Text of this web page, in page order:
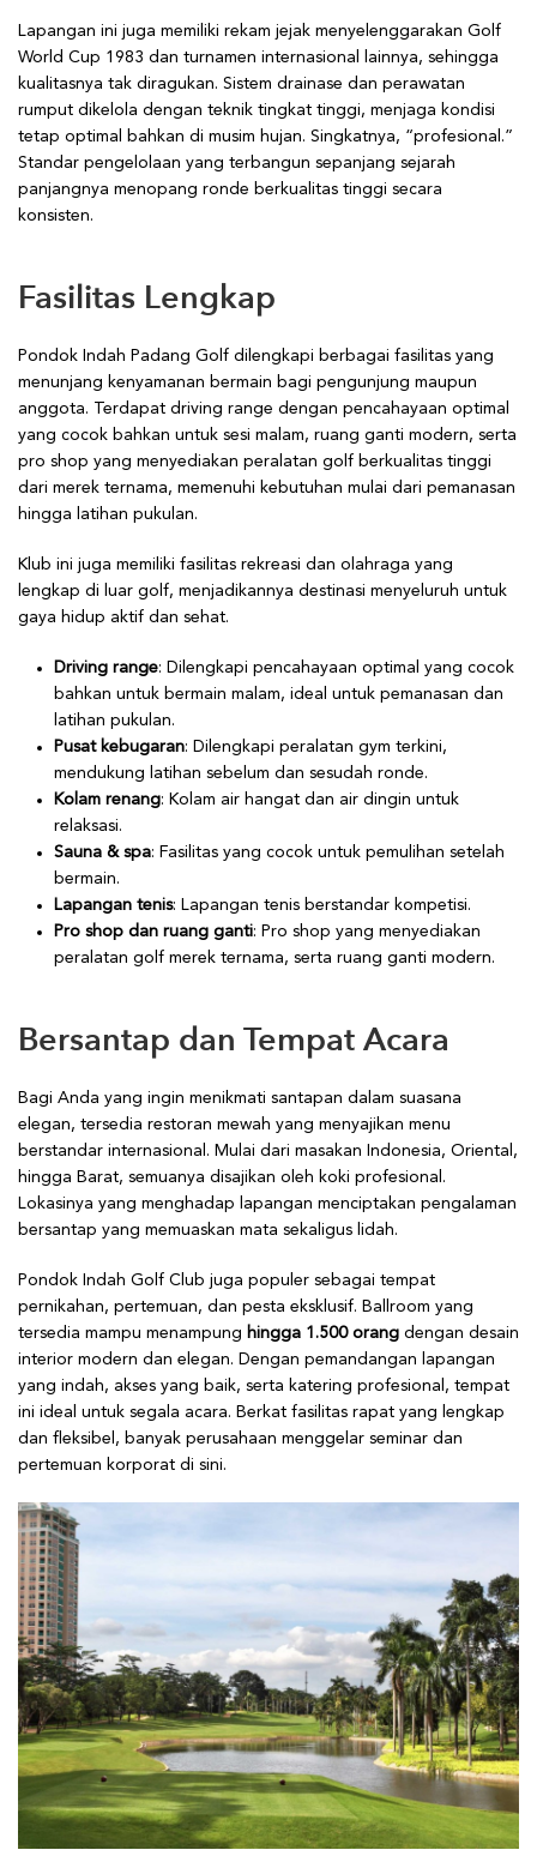
Lapangan ini juga memiliki rekam jejak menyelenggarakan Golf
World Cup 1983 dan turnamen internasional lainnya, sehingga
kualitasnya tak diragukan. Sistem drainase dan perawatan
rumput dikelola dengan teknik tingkat tinggi, menjaga kondisi
tetap optimal bahkan di musim hujan. Singkatnya, “profesional.”
Standar pengelolaan yang terbangun sepanjang sejarah
panjangnya menopang ronde berkualitas tinggi secara
konsisten.
Fasilitas Lengkap
Pondok Indah Padang Golf dilengkapi berbagai fasilitas yang
menunjang kenyamanan bermain bagi pengunjung maupun
anggota. Terdapat driving range dengan pencahayaan optimal
yang cocok bahkan untuk sesi malam, ruang ganti modern, serta
pro shop yang menyediakan peralatan golf berkualitas tinggi
dari merek ternama, memenuhi kebutuhan mulai dari pemanasan
hingga latihan pukulan.
Klub ini juga memiliki fasilitas rekreasi dan olahraga yang
lengkap di luar golf, menjadikannya destinasi menyeluruh untuk
gaya hidup aktif dan sehat.
Driving range: Dilengkapi pencahayaan optimal yang cocok
bahkan untuk bermain malam, ideal untuk pemanasan dan
latihan pukulan.
Pusat kebugaran: Dilengkapi peralatan gym terkini,
mendukung latihan sebelum dan sesudah ronde.
Kolam renang: Kolam air hangat dan air dingin untuk
relaksasi.
Sauna & spa: Fasilitas yang cocok untuk pemulihan setelah
bermain.
Lapangan tenis: Lapangan tenis berstandar kompetisi.
Pro shop dan ruang ganti: Pro shop yang menyediakan
peralatan golf merek ternama, serta ruang ganti modern.
Bersantap dan Tempat Acara
Bagi Anda yang ingin menikmati santapan dalam suasana
elegan, tersedia restoran mewah yang menyajikan menu
berstandar internasional. Mulai dari masakan Indonesia, Oriental,
hingga Barat, semuanya disajikan oleh koki profesional.
Lokasinya yang menghadap lapangan menciptakan pengalaman
bersantap yang memuaskan mata sekaligus lidah.
Pondok Indah Golf Club juga populer sebagai tempat
pernikahan, pertemuan, dan pesta eksklusif. Ballroom yang
tersedia mampu menampung hingga 1.500 orang dengan desain
interior modern dan elegan. Dengan pemandangan lapangan
yang indah, akses yang baik, serta katering profesional, tempat
ini ideal untuk segala acara. Berkat fasilitas rapat yang lengkap
dan fleksibel, banyak perusahaan menggelar seminar dan
pertemuan korporat di sini.